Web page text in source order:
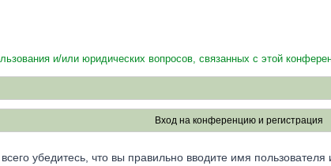
и/или юридических вопросов, связанных с этой
Вход на конференцию и регистрация
убедитесь, что вы правильно вводите имя